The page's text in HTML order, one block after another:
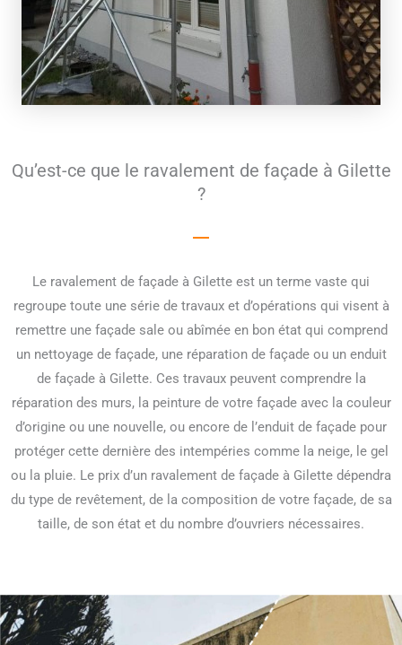
Qu’est-ce que le ravalement de façade à Gilette
?
Le ravalement de façade à Gilette est un terme vaste qui
regroupe toute une série de travaux et d’opérations qui visent à
remettre une façade sale ou abîmée en bon état qui comprend
un nettoyage de façade, une réparation de façade ou un enduit
de façade à Gilette. Ces travaux peuvent comprendre la
réparation des murs, la peinture de votre façade avec la couleur
d’origine ou une nouvelle, ou encore de l’enduit de façade pour
protéger cette dernière des intempéries comme la neige, le gel
ou la pluie. Le prix d’un ravalement de façade à Gilette dépendra
du type de revêtement, de la composition de votre façade, de sa
taille, de son état et du nombre d’ouvriers nécessaires.